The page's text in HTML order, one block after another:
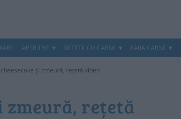
APERITIVE RETETE CU CARNE FARA CARNE
și zmeură, rețetă video
zmeură, rețetă